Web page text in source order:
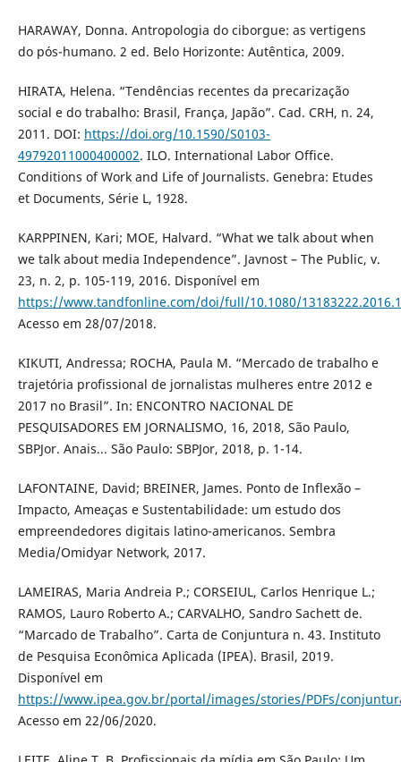
HARAWAY, Donna. Antropologia do ciborgue: as vertigens
do pós-humano. 2 ed. Belo Horizonte: Autêntica, 2009.
HIRATA, Helena. “Tendências recentes da precarização
social e do trabalho: Brasil, França, Japão”. Cad. CRH, n. 24,
2011. DOI: https://doi.org/10.1590/S0103-
49792011000400002. ILO. International Labor Office.
Conditions of Work and Life of Journalists. Genebra: Etudes
et Documents, Série L, 1928.
KARPPINEN, Kari; MOE, Halvard. “What we talk about when
we talk about media Independence”. Javnost – The Public, v.
23, n. 2, p. 105-119, 2016. Disponível em
https://www.tandfonline.com/doi/full/10.1080/
Acesso em 28/07/2018.
KIKUTI, Andressa; ROCHA, Paula M. “Mercado de trabalho e
trajetória profissional de jornalistas mulheres entre 2012 e
2017 no Brasil”. In: ENCONTRO NACIONAL DE
PESQUISADORES EM JORNALISMO, 16, 2018, São Paulo,
SBPJor. Anais... São Paulo: SBPJor, 2018, p. 1-14.
LAFONTAINE, David; BREINER, James. Ponto de Inflexão –
Impacto, Ameaças e Sustentabilidade: um estudo dos
empreendedores digitais latino-americanos. Sembra
Media/Omidyar Network, 2017.
LAMEIRAS, Maria Andreia P.; CORSEIUL, Carlos Henrique L.;
RAMOS, Lauro Roberto A.; CARVALHO, Sandro Sachett de.
“Marcado de Trabalho”. Carta de Conjuntura n. 43. Instituto
de Pesquisa Econômica Aplicada (IPEA). Brasil, 2019.
Disponível em
https://www.ipea.gov.br/portal/images/stories/PDFs/
Acesso em 22/06/2020.